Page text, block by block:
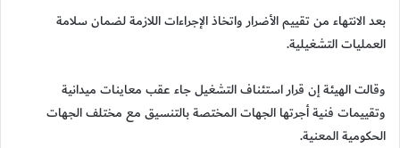
بعد الانتهاء من تقييم الأضرار واتخاذ الإجراءات اللازمة لضمان سلامة
العمليات التشغيلية.
وقالت الهيئة إن قرار استئناف التشغيل جاء عقب معاينات ميدانية
وتقييمات فنية أجرتها الجهات المختصة بالتنسيق مع مختلف الجهات
الحكومية المعنية.